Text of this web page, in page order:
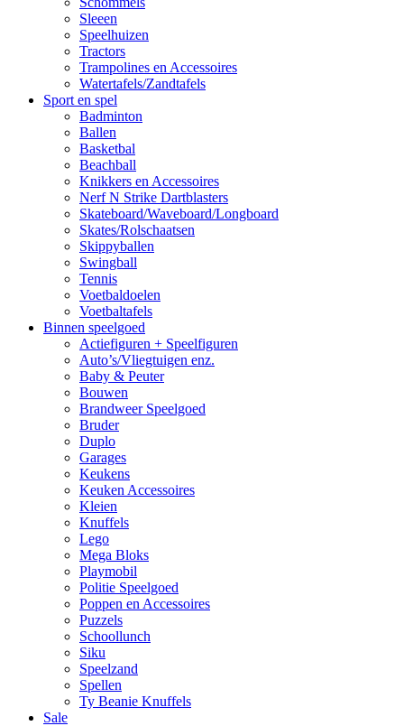
Sleeen
Speelhuizen
Tractors
Trampolines en Accessoires
Watertafels/Zandtafels
Sport en spel
Badminton
Ballen
Basketbal
Beachball
Knikkers en Accessoires
Nerf N Strike Dartblasters
Skateboard/Waveboard/Longboard
Skates/Rolschaatsen
Skippyballen
Swingball
Tennis
Voetbaldoelen
Voetbaltafels
Binnen speelgoed
Actiefiguren + Speelfiguren
Auto’s/Vliegtuigen enz.
Baby & Peuter
Bouwen
Brandweer Speelgoed
Bruder
Duplo
Garages
Keukens
Keuken Accessoires
Kleien
Knuffels
Lego
Mega Bloks
Playmobil
Politie Speelgoed
Poppen en Accessoires
Puzzels
Schoollunch
Siku
Speelzand
Spellen
Ty Beanie Knuffels
Sale